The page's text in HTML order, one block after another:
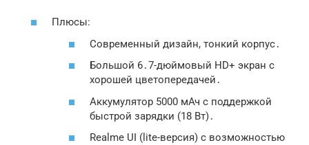
Плюсы:
Современный дизайн, тонкий корпус․
Большой 6․7-дюймовый HD+ экран с
хорошей цветопередачей․
Аккумулятор 5000 мАч с поддержкой
быстрой зарядки (18 Вт)․
Realme UI (lite-версия) с возможностью